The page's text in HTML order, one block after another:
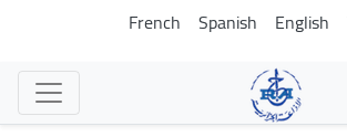
تجاوز
English
Spanish
French